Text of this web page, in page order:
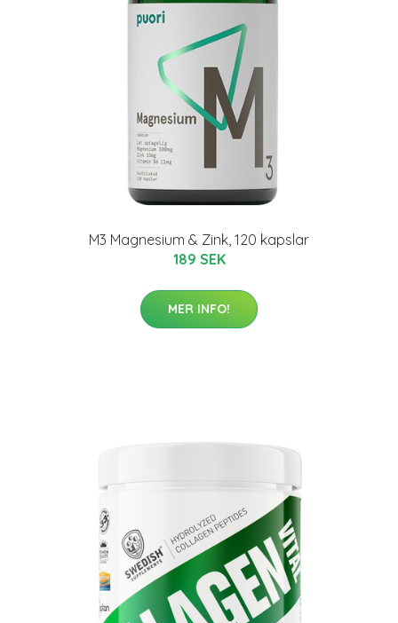
M3 Magnesium & Zink, 120 kapslar
189 SEK
MER INFO!